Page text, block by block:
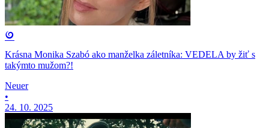
Krásna Monika Szabó ako manželka záletníka: VEDELA by žiť s
takýmto mužom?!
Neuer
•
24. 10. 2025